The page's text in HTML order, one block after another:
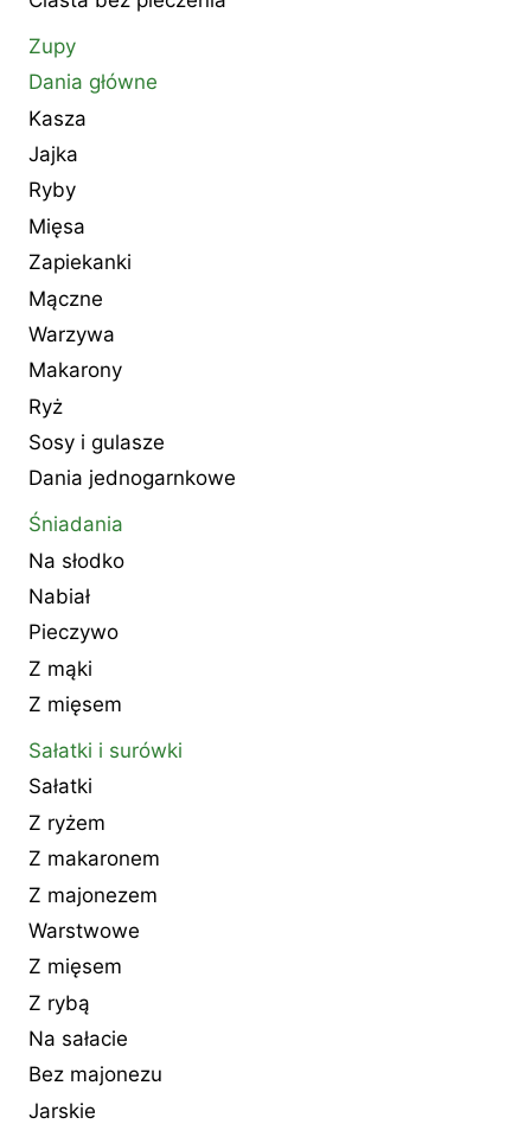
Zupy
Dania główne
Kasza
Jajka
Ryby
Mięsa
Zapiekanki
Mączne
Warzywa
Makarony
Ryż
Sosy i gulasze
Dania jednogarnkowe
Śniadania
Na słodko
Nabiał
Pieczywo
Z mąki
Z mięsem
Sałatki i surówki
Sałatki
Z ryżem
Z makaronem
Z majonezem
Warstwowe
Z mięsem
Z rybą
Na sałacie
Bez majonezu
Jarskie